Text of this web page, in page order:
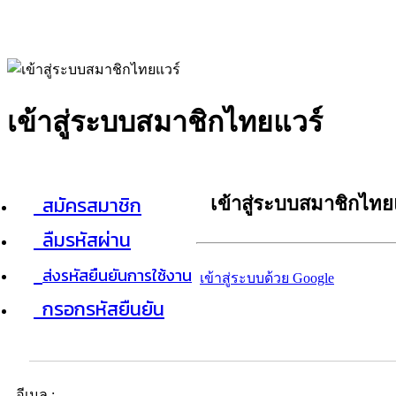
เข้าสู่ระบบสมาชิกไทยแวร์
สมัครสมาชิก
ลืมรหัสผ่าน
ส่งรหัสยืนยันการใช้งาน
กรอกรหัสยืนยัน
เข้าสู่ระบบสมาชิกไท
เข้าสู่ระบบด้วย Google